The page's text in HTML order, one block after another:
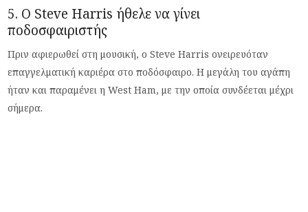
5. Ο Steve Harris ήθελε να γίνει
ποδοσφαιριστής
Πριν αφιερωθεί στη μουσική, ο Steve Harris ονειρευόταν
επαγγελματική καριέρα στο ποδόσφαιρο. Η μεγάλη του αγάπη
ήταν και παραμένει η West Ham, με την οποία συνδέεται μέχρι
σήμερα.